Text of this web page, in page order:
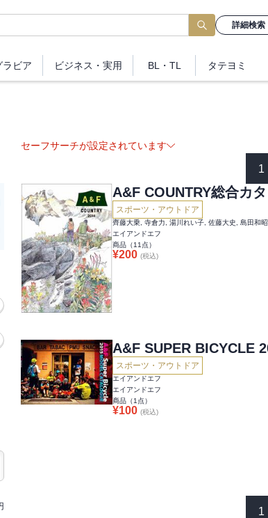
詳細検索
ラビア ビジネス ・実用 BL・TL タテヨミ
セーフサーチが設定されています
1
A&F COUNTRY総合カ
スポーツ・アウトドア
エイアンドエフ
商品（11 点）
¥200 (税込)
A&F SUPER BICYCLE
スポーツ・アウトドア
エイアンドエフ
エイアンドエフ
商品（1 点）
¥100 (税込)
1